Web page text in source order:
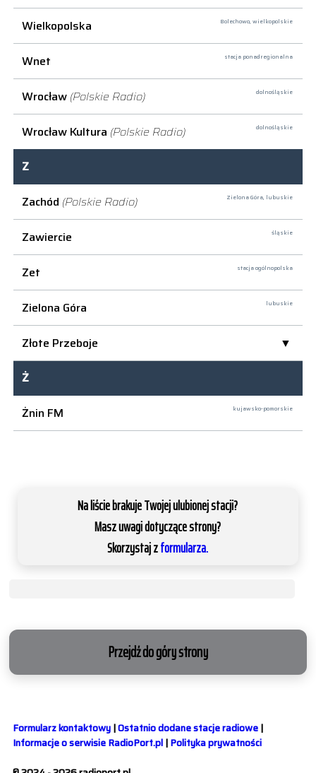
Wielkopolska Bolechowo, wielkopolskie
Wnet stacja ponadregionalna
Wrocław (Polskie Radio) dolnośląskie
Wrocław Kultura (Polskie Radio) dolnośląskie
Z
Zachód (Polskie Radio) Zielona Góra, lubuskie
Zawiercie śląskie
Zet stacja ogólnopolska
Zielona Góra lubuskie
Złote Przeboje
Ż
Żnin FM
kujawsko-pomorskie
Na liście brakuje Twojej ulubionej stacji?
Masz uwagi dotyczące strony?
Skorzystaj zformularza.
Przejdź do góry strony
Formularz kontaktowy|Ostatnio dodane stacje radiowe|
Informacje o serwisie RadioPort.pl|Polityka prywatności